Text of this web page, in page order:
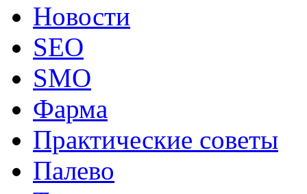
Новости
SEO
SMO
Фарма
Практические советы
Палево